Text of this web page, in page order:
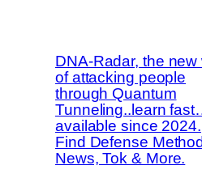
DNA-Radar, the new
of attacking people
through Quantum
Tunneling..learn
available since 2024.
Find Defense
News, Tok & More.